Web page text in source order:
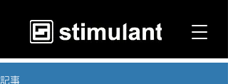
記事